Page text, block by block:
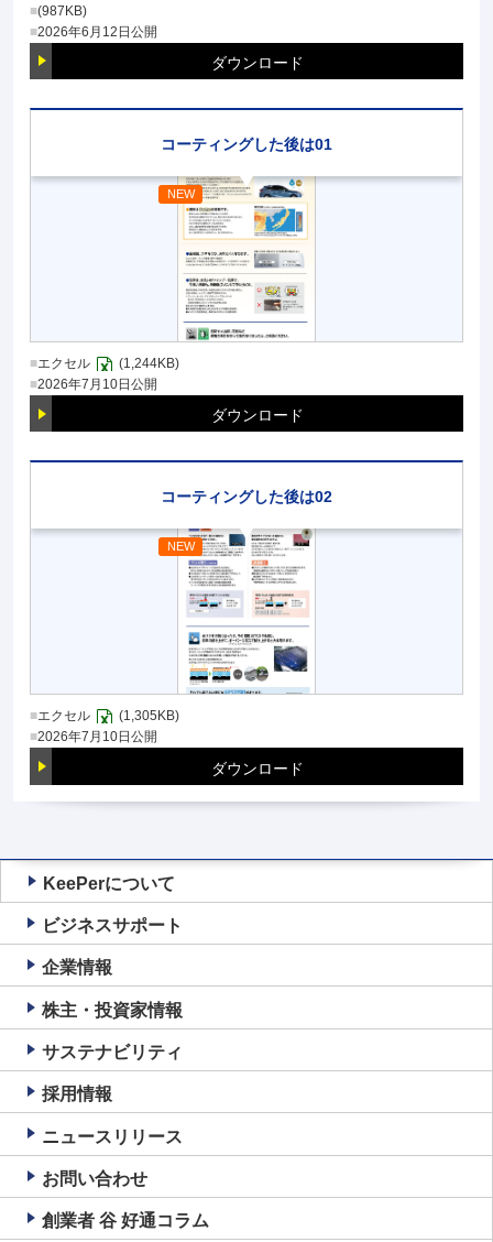
(987KB)
2026年6月12日公開
ダウンロード
コーティングした後は01
エクセル
(1,244KB)
2026年7月10日公開
ダウンロード
コーティングした後は02
エクセル
(1,305KB)
2026年7月10日公開
ダウンロード
KeePerについて
ビジネスサポート
企業情報
株主・投資家情報
サステナビリティ
採用情報
ニュースリリース
お問い合わせ
創業者 谷 好通コラム